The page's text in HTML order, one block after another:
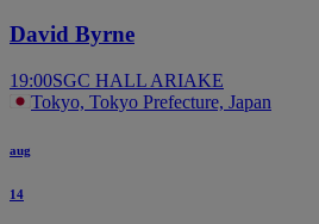
David Byrne
19:00SGC HALL ARIAKE
Tokyo, Tokyo Prefecture, Japan
aug
14